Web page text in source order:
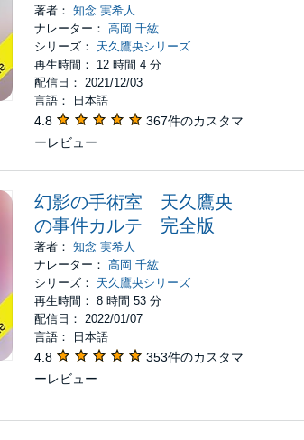
著者：知念 実希人
ナレーター：高岡 千紘
シリーズ： 天久鷹央シリーズ
再生時間： 12 時間 4 分
配信日： 2021/12/03
言語： 日本語
4.8
367件のカスタマ
ーレビュー
幻影の手術室 天久鷹央
の事件カルテ 完全版
著者：知念 実希人
ナレーター：高岡 千紘
シリーズ： 天久鷹央シリーズ
再生時間： 8 時間 53 分
配信日： 2022/01/07
言語： 日本語
4.8
353件のカスタマ
ーレビュー